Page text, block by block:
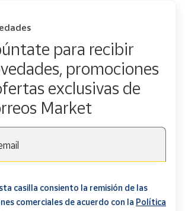
para recibir
promociones
exclusivas de
Market
casilla consiento la remisión de las
comerciales de acuerdo con la Política